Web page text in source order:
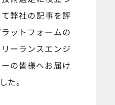
弊社の記事を評
ットフォームの
ーランスエンジ
の皆様へお届け
た。